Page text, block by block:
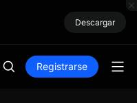
Descargar
Registrarse